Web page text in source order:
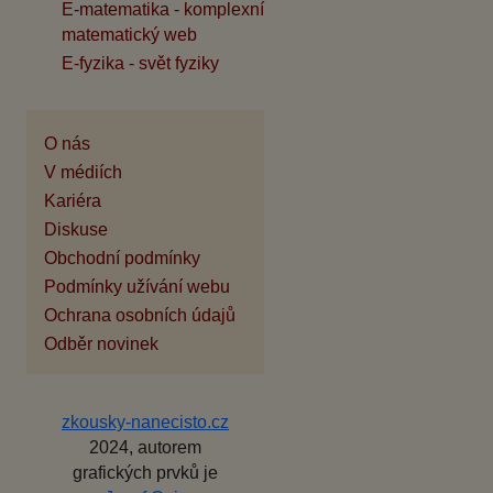
E-matematika - komplexní
matematický web
E-fyzika - svět fyziky
O nás
V médiích
Kariéra
Diskuse
Obchodní podmínky
Podmínky užívání webu
Ochrana osobních údajů
Odběr novinek
zkousky-nanecisto.cz
2024, autorem
grafických prvků je